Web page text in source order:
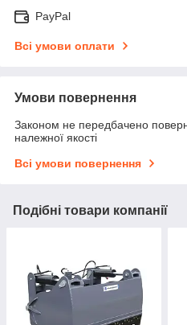
PayPal
Всі умови оплати
Умови повернення
Законом не передбачено
належної якості
Всі умови повернення
Подібні товари компанії